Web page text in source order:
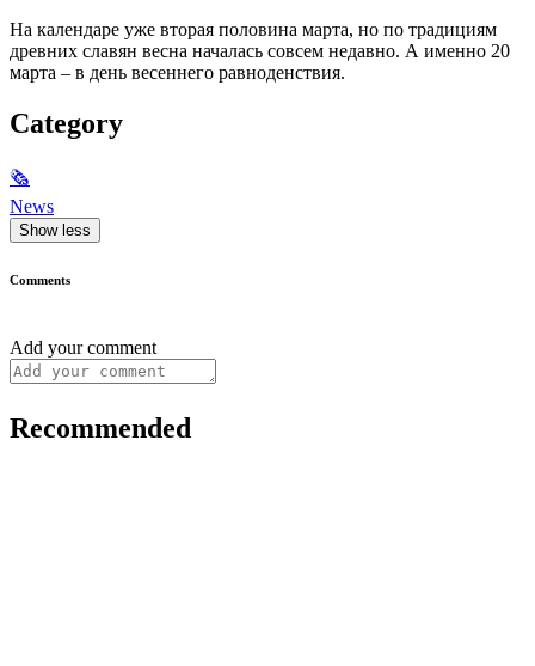
На календаре уже вторая половина марта, но по традициям
древних славян весна началась совсем недавно. А именно 20
марта – в день весеннего равноденствия.
Category
🗞
News
Show less
Comments
Add your comment
Recommended